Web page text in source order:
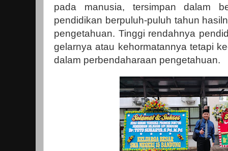
pada manusia, tersimpan dalam
pendidikan berpuluh-puluh tahun
pengetahuan. Tinggi rendahnya
gelarnya atau kehormatannya tetapi
dalam perbendaharaan pengetahuan.